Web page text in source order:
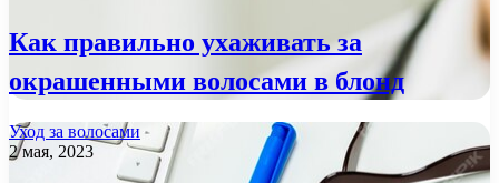
Как правильно ухаживать за
окрашенными волосами в блонд
Уход за волосами
2 мая, 2023